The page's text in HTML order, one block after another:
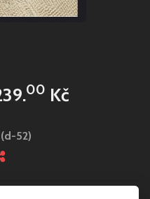
00 Kč
(d-52)